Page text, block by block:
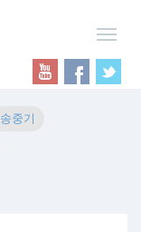
송중기